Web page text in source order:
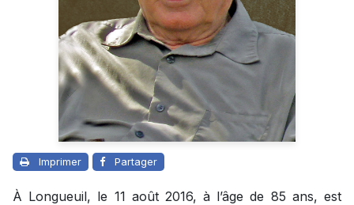
Imprimer Partager
À Longueuil, le 11 août 2016, à l’âge de 85 ans, est